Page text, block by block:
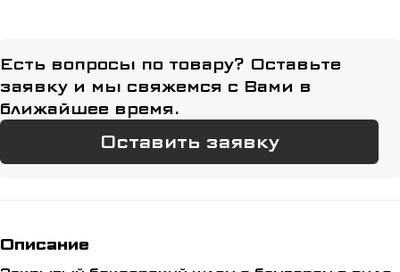
Есть вопросы по товару? Оставьте
заявку и мы свяжемся с Вами в
ближайшее время.
Оставить заявку
Описание